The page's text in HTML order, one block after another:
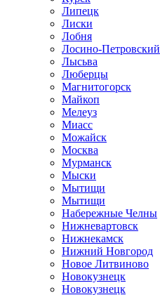
Липецк
Лиски
Лобня
Лосино-Петровский
Лысьва
Люберцы
Магнитогорск
Майкоп
Мелеуз
Миасс
Можайск
Москва
Мурманск
Мыски
Мытищи
Мытищи
Набережные Челны
Нижневартовск
Нижнекамск
Нижний Новгород
Новое Литвиново
Новокузнецк
Новокузнецк